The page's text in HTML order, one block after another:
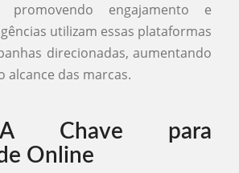
promovendo engajamento e
utilizam essas plataformas
direcionadas, aumentando
alcance das marcas.
Chave para
Online